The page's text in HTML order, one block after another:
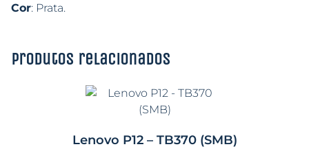
Cor: Prata.
Produtos relacionados
Lenovo P12 – TB370 (SMB)